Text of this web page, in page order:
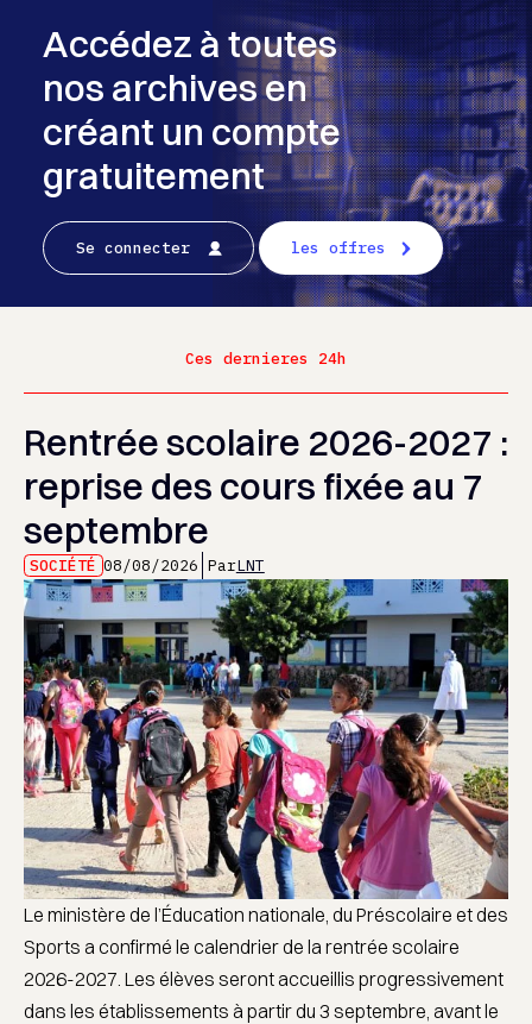
Accédez à toutes
nos archives en
créant un compte
gratuitement
Se connecter les offres
Ces dernieres 24h
Rentrée scolaire 2026-2027 :
reprise des cours fixée au 7
septembre
SOCIÉTÉ 08/08/2026 ParLNT
Le ministère de l’Éducation nationale, du Préscolaire et des
Sports a confirmé le calendrier de la rentrée scolaire
2026-2027. Les élèves seront accueillis progressivement
dans les établissements à partir du 3 septembre, avant le